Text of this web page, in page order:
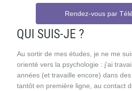
QUI SUIS-JE ?
Au sortir de mes études, je ne me
orienté vers la psychologie : j'ai
années (et travaille encore) dans
tantôt en première ligne, au contact
Rendez-vous par